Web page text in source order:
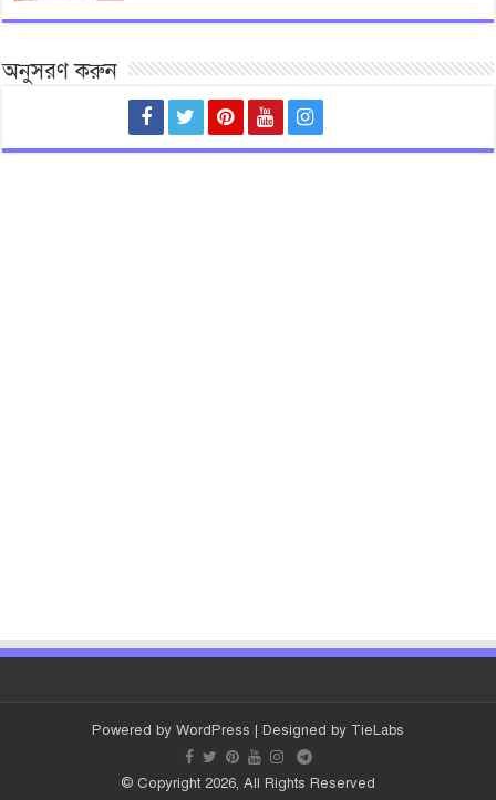
অনুসরণ করুন
Powered by WordPress | Designed by TieLabs
© Copyright 2026, All Rights Reserved